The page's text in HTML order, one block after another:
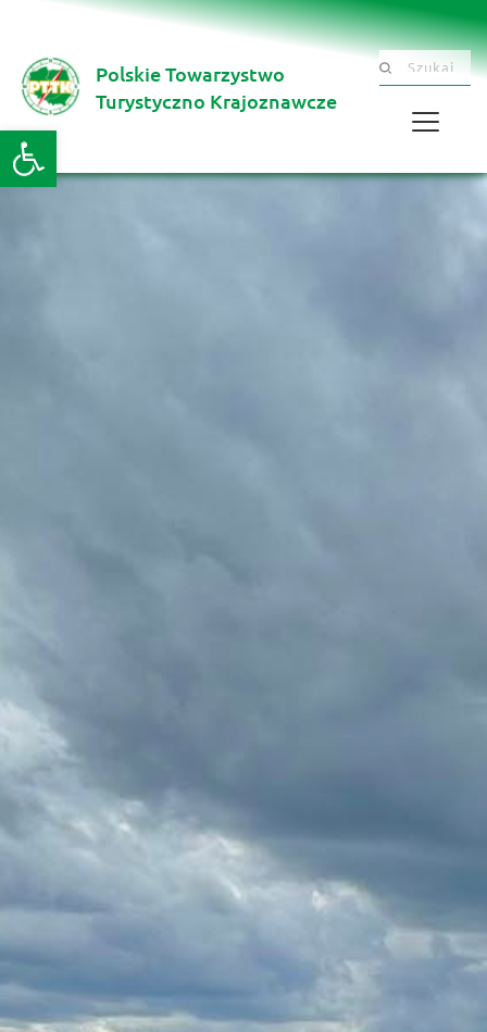
Otwórz pasek narzędzi
Polskie Towarzystwo
Turystyczno Krajoznawcze
Szukaj .......